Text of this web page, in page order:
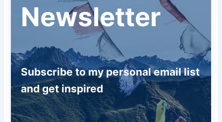
Newsletter
Subscribe to my personal email list
and get inspired